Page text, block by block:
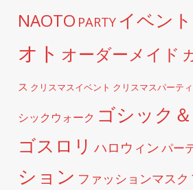
NAOTO PARTY イベント
オト オーダーメイド
ス クリスマスイベント クリスマスパーテ
シックウォーク ゴシック
ゴスロリ ハロウィンパー
ション ファッションマスク